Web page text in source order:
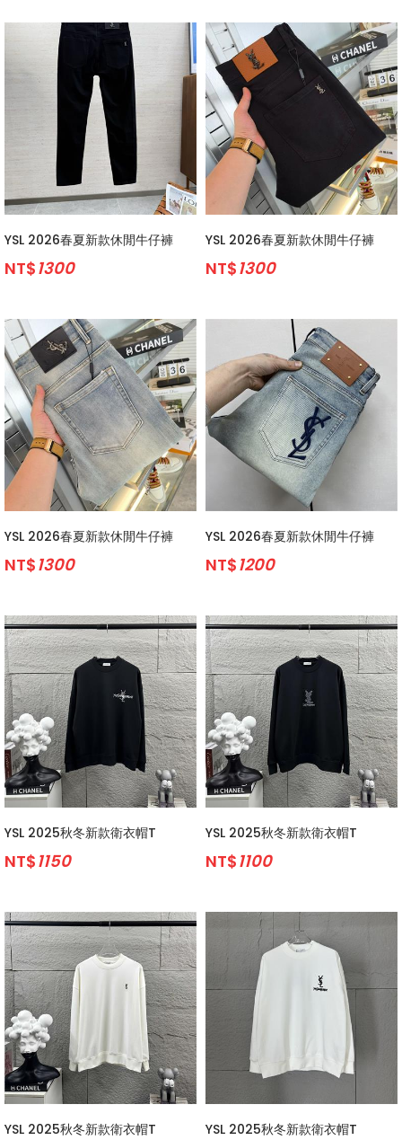
YSL 2026春夏新款休閒牛仔褲
NT$1300
YSL 2026春夏新款休閒牛仔褲
NT$1300
YSL 2026春夏新款休閒牛仔褲
NT$1300
YSL 2026春夏新款休閒牛仔褲
NT$1200
YSL 2025秋冬新款衛衣帽T
NT$1150
YSL 2025秋冬新款衛衣帽T
NT$1100
YSL 2025秋冬新款衛衣帽T YSL 2025秋冬新款衛衣帽T